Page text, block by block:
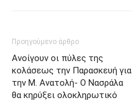
Προηγούμενο άρθρο
Ανοίγουν οι πύλες της
κoλάσεως την Παρασκευή για
την Μ. Ανατολή- Ο Νασράλα
θα κηρύξει ολοκληρωτικό